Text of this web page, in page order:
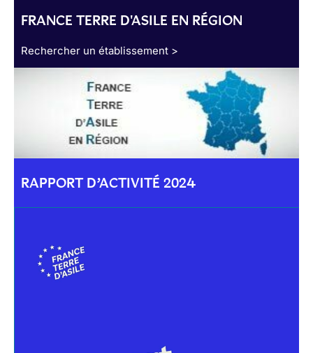
FRANCE TERRE D'ASILE EN RÉGION
Rechercher un établissement >
RAPPORT D’ACTIVITÉ 2024